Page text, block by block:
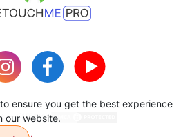
ー利用規約
ensure you get the best experience
our website.